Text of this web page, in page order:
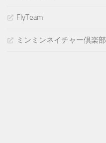
FlyTeam
ミンミンネイチャー倶楽部